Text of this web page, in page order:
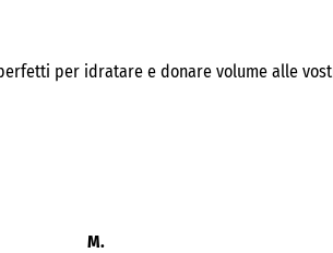
per idratare e donare volume alle
M.